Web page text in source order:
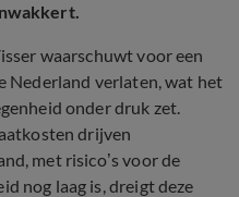
waarschuwt voor een
Nederland verlaten, wat het
onder druk zet.
drijven
met risico’s voor de
nog laag is, dreigt deze